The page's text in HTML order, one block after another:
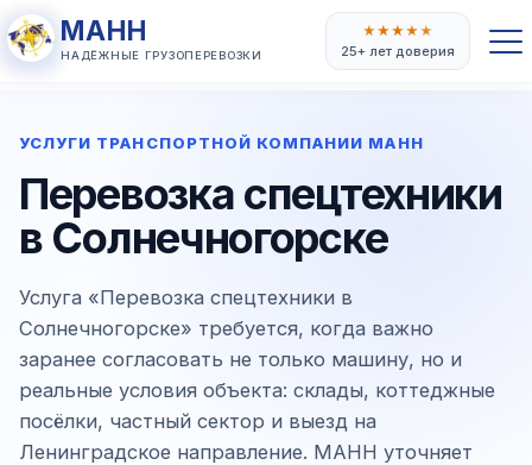
МАНН
НАДЁЖНЫЕ ГРУЗОПЕРЕВОЗКИ
★★★★★
25+ лет доверия
УСЛУГИ ТРАНСПОРТНОЙ КОМПАНИИ МАНН
Перевозка спецтехники
в Солнечногорске
Услуга «Перевозка спецтехники в
Солнечногорске» требуется, когда важно
заранее согласовать не только машину, но и
реальные условия объекта: склады, коттеджные
посёлки, частный сектор и выезд на
Ленинградское направление. МАНН уточняет